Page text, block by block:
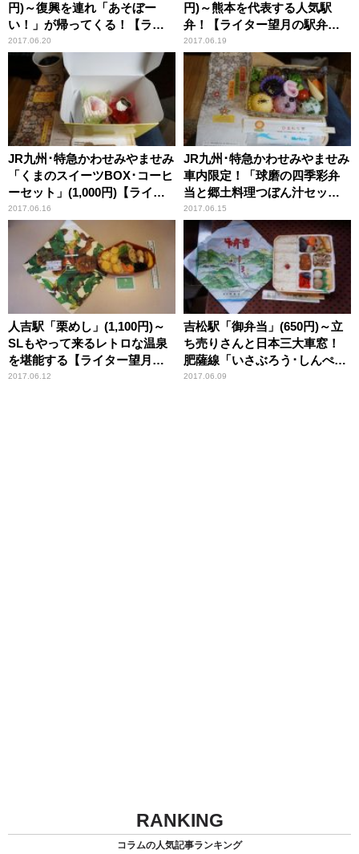
円)～復興を連れ「あそぼー
い！」が帰ってくる！【ライ
ター望月の駅弁膝栗毛】
2017.06.20
円)～熊本を代表する人気駅
弁！【ライター望月の駅弁膝
栗毛】
2017.06.19
JR九州･特急かわせみやませみ
「くまのスイーツBOX･コーヒ
ーセット」(1,000円)【ライタ
ー望月の駅弁膝栗毛】
2017.06.16
JR九州･特急かわせみやませみ
車内限定！「球磨の四季彩弁
当と郷土料理つぼん汁セッ
ト」(1,300円)【ライター望月
の駅弁膝栗毛】
2017.06.15
人吉駅「栗めし」(1,100円)～
SLもやって来るレトロな温泉
を堪能する【ライター望月の
駅弁膝栗毛】
2017.06.12
吉松駅「御弁当」(650円)～立
ち売りさんと日本三大車窓！
肥薩線「いさぶろう･しんぺ
い」の旅【ライター望月の駅
2017.06.09
RANKING
コラムの人気記事ランキング